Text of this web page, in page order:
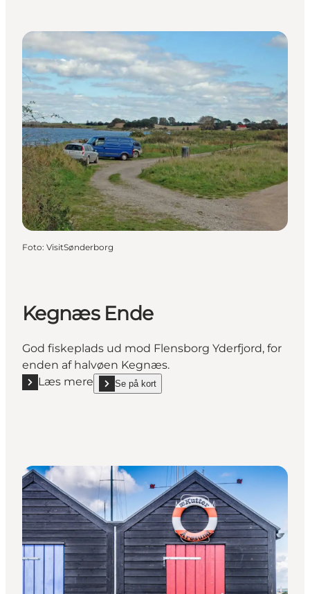
Foto: VisitSønderborg
Kegnæs Ende
God fiskeplads ud mod Flensborg Yderfjord, for
enden af halvøen Kegnæs.
Læs mere
Læs mere "Kegnæs Ende"
Se på kort
show Kegnæs Ende on_map